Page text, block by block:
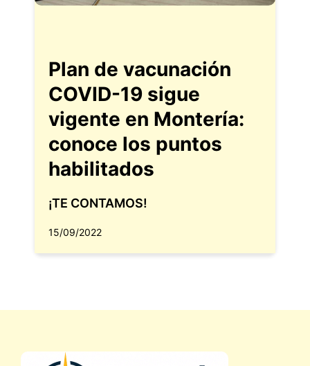
Plan de vacunación
COVID-19 sigue
vigente en Montería:
conoce los puntos
habilitados
¡TE CONTAMOS!
15/09/2022